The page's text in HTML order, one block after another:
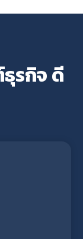
ธุรกิจ ดี